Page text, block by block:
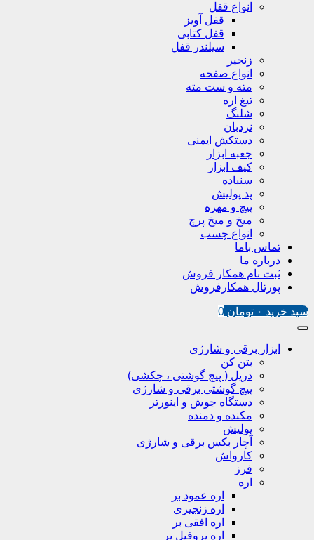
انواع قفل
قفل آویز
قفل کتابی
سیلندر قفل
زنجیر
انواع صفحه
مته و ست مته
تیغ اره
شلنگ
نردبان
دستکش ایمنی
جعبه ابزار
کیف ابزار
سنباده
پد پولیش
پیچ و مهره
میخ و میخ پرچ
انواع چسب
تماس باما
درباره ما
ثبت نام همکار فروش
پورتال همکارفروش
سبد خرید ۰ تومان 0
ابزار برقی و شارژی
بتن کن
دریل ( پیچ گوشتی ، چکشی)
پیچ گوشتی برقی و شارژی
دستگاه جوش و اینورتر
مکنده و دمنده
پولیش
آچار بکس برقی و شارژی
کارواش
فرز
اره
اره عمود بر
اره زنجیری
اره افقی بر
اره پروفیل پر